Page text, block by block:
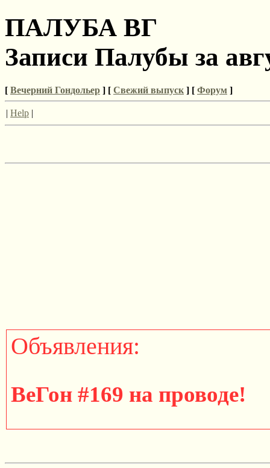
ПАЛУБА ВГ
Записи Палубы за
[ Вечерний Гондольер ] [ Свежий выпуск ] [ Форум ]
| Help |
Объявления:
ВеГон #169 на проводе!